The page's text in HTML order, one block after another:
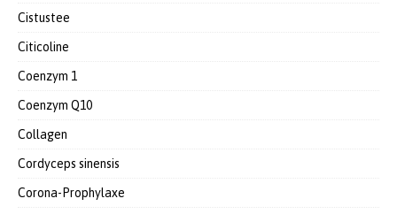
Cistustee
Citicoline
Coenzym 1
Coenzym Q10
Collagen
Cordyceps sinensis
Corona-Prophylaxe